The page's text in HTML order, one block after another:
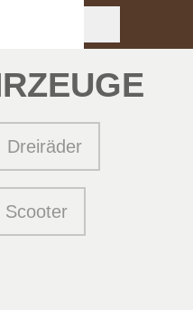
Dreiräder
Scooter